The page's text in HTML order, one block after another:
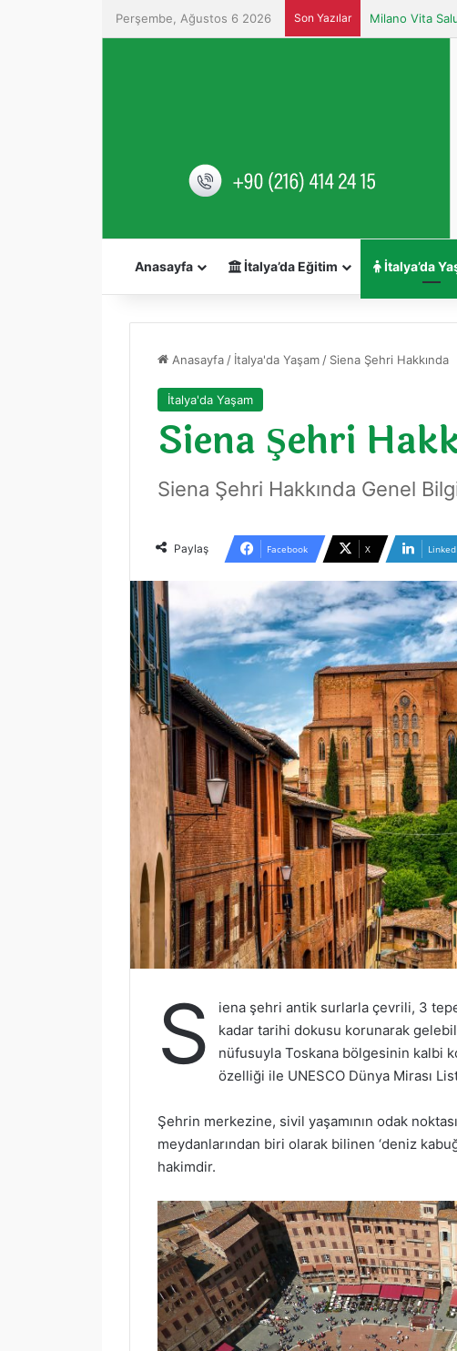
Perşembe, Ağustos 6 2026 Son Yazılar
Anasayfa İtalya’da Eğitim İtalya’da
Anasayfa / İtalya'da Yaşam / Siena Şehri Hakkında
İtalya'da Yaşam
Siena Şehri
Siena Şehri Hakkında Genel
Paylaş Facebook X
S
iena şehri antik surlarla çevrili, 3
kadar tarihi dokusu korunarak
nüfusuyla Toskana bölgesinin kalbi
özelliği ile UNESCO Dünya Mirası
Şehrin merkezine, sivil yaşamının odak
meydanlarından biri olarak bilinen ‘deniz
hakimdir.